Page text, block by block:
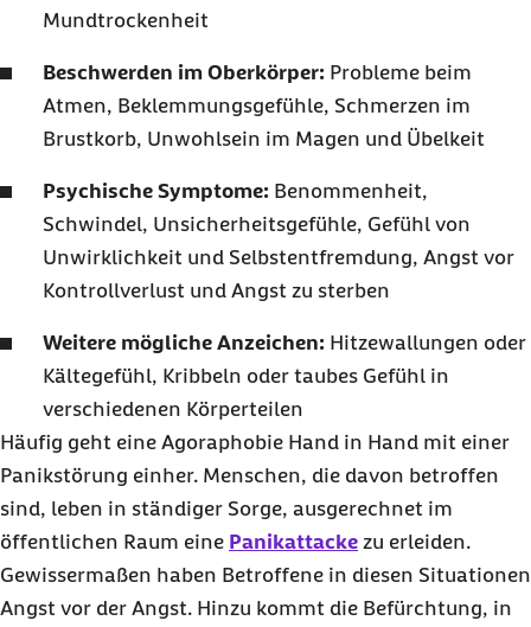
Mundtrockenheit
Beschwerden im Oberkörper: Probleme beim
Atmen, Beklemmungsgefühle, Schmerzen im
Brustkorb, Unwohlsein im Magen und Übelkeit
Psychische Symptome: Benommenheit,
Schwindel, Unsicherheitsgefühle, Gefühl von
Unwirklichkeit und Selbstentfremdung, Angst vor
Kontrollverlust und Angst zu sterben
Weitere mögliche Anzeichen: Hitzewallungen oder
Kältegefühl, Kribbeln oder taubes Gefühl in
verschiedenen Körperteilen
Häufig geht eine Agoraphobie Hand in Hand mit einer
Panikstörung einher. Menschen, die davon betroffen
sind, leben in ständiger Sorge, ausgerechnet im
öffentlichen Raum eine Panikattacke zu erleiden.
Gewissermaßen haben Betroffene in diesen Situationen
Angst vor der Angst. Hinzu kommt die Befürchtung, in